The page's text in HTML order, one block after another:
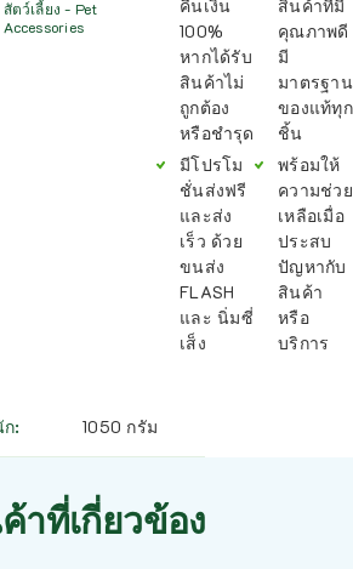
สัตว์เลี้ยง - Pet
Accessories
คืนเงิน
100%
หากได้รับ
สินค้าไม่
ถูกต้อง
หรือชำรุด
มีโปรโม
ชั่นส่งฟรี
และส่ง
เร็ว ด้วย
ขนส่ง
FLASH
และ นิ่มซี่
เส็ง
สินค้าที่มี
คุณภาพดี
มี
มาตรฐาน
ของแท้ทุก
ชิ้น
พร้อมให้
ความช่วย
เหลือเมื่อ
ประสบ
ปัญหากับ
สินค้า
หรือ
บริการ
1050 กรัม
าที่เกี่ยวข้อง